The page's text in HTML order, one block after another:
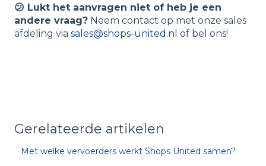
😕 Lukt het aanvragen niet of heb je een
andere vraag? Neem contact op met onze sales
afdeling via sales@shops-united.nl of bel ons!
Gerelateerde artikelen
Met welke vervoerders werkt Shops United samen?